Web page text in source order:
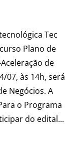
Tec
Plano de
de
07, às 14h, será
Negócios. A
o Programa
do edital...